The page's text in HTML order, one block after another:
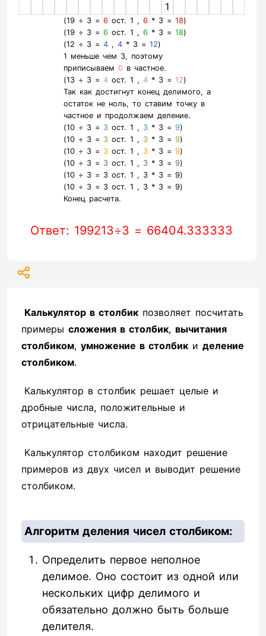
1
(19 ÷ 3 = 6 ост. 1 , 6 * 3 = 18)
(19 ÷ 3 = 6 ост. 1 , 6 * 3 = 18)
(12 ÷ 3 = 4, 4* 3 = 12)
1 меньше чем 3, поэтому
приписываем 0в частное.
(13 ÷ 3 = 4ост. 1 , 4* 3 = 12)
Так как достигнут конец делимого, а
остаток не ноль, то ставим точку в
частное и продолжаем деление.
(10 ÷ 3 = 3ост. 1 , 3* 3 = 9)
(10 ÷ 3 = 3ост. 1 , 3* 3 = 9)
(10 ÷ 3 = 3ост. 1 , 3* 3 = 9)
(10 ÷ 3 = 3ост. 1 , 3* 3 = 9)
(10 ÷ 3 = 3ост. 1 , 3* 3 = 9)
(10 ÷ 3 = 3ост. 1 , 3* 3 = 9)
Конец расчета.
Ответ: 199213÷3 = 66404.333333
Калькулятор в столбик позволяет посчитать
примеры сложения в столбик, вычитания
столбиком, умножение в столбик и деление
столбиком.
Калькулятор в столбик решает целые и
дробные числа, положительные и
отрицательные числа.
Калькулятор столбиком находит решение
примеров из двух чисел и выводит решение
столбиком.
Алгоритм деления чисел столбиком:
Определить первое неполное
делимое. Оно состоит из одной или
нескольких цифр делимого и
обязательно должно быть больше
делителя.